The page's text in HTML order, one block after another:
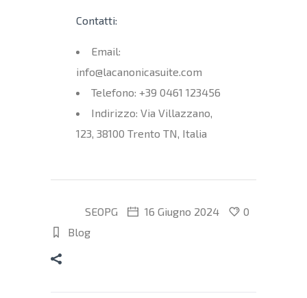
Contatti:
Email:
info@lacanonicasuite.com
Telefono: +39 0461 123456
Indirizzo: Via Villazzano,
123, 38100 Trento TN, Italia
SEOPG 16 Giugno 2024
0
Blog